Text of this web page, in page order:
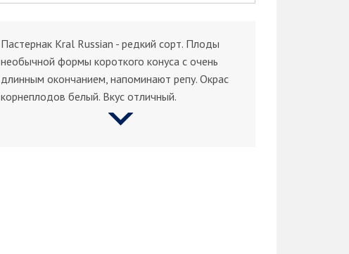
Пастернак Kral Russian - редкий сорт. Плоды
необычной формы короткого конуса с очень
длинным окончанием, напоминают репу. Окрас
корнеплодов белый. Вкус отличный.